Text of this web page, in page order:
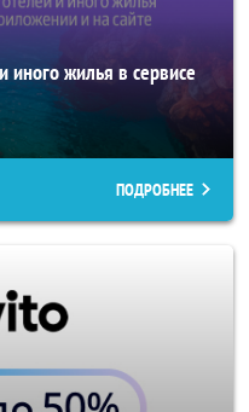
иного жилья в сервисе
ПОДРОБНЕЕ